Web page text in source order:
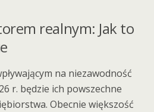
realnym: Jak to
na niezawodność
r. będzie ich powszechne
Obecnie większość